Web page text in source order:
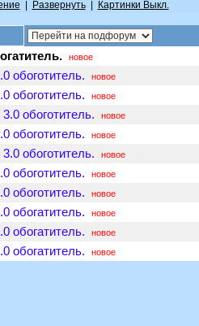
Развернуть| Картинки Выкл.
новое
обоготитель.
новое
обоготитель.
новое
обоготитель.
новое
обоготитель.
новое
обоготитель.
новое
обоготитель.
новое
обоготитель.
новое
обогатитель.
новое
обогатитель.
новое
обогатитель.
новое